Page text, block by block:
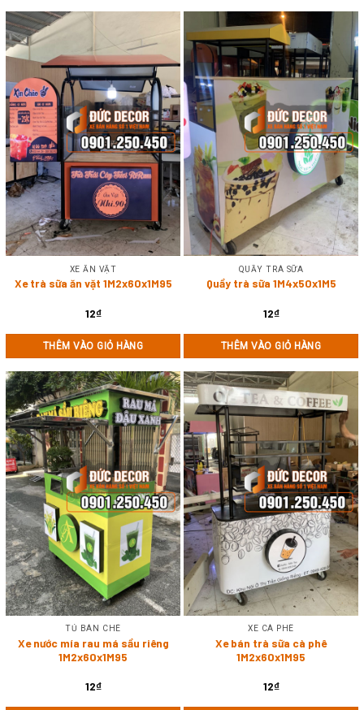
XE ĂN VẶT
Xe trà sữa ăn vặt 1M2x60x1M95
12₫
THÊM VÀO GIỎ HÀNG
QUẦY TRÀ SỮA
Quầy trà sữa 1M4x50x1M5
12₫
THÊM VÀO GIỎ HÀNG
TỦ BÁN CHÈ
Xe nước mía rau má sầu riêng
1M2x60x1M95
12₫
XE CÀ PHÊ
Xe bán trà sữa cà phê
1M2x60x1M95
12₫